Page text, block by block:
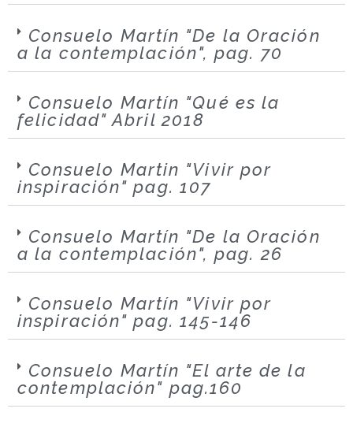
Consuelo Martín "De la Oración
a la contemplación", pag. 70
Consuelo Martín "Qué es la
felicidad" Abril 2018
Consuelo Martin "Vivir por
inspiración" pag. 107
Consuelo Martín "De la Oración
a la contemplación", pag. 26
Consuelo Martín "Vivir por
inspiración" pag. 145-146
Consuelo Martín "El arte de la
contemplación" pag.160